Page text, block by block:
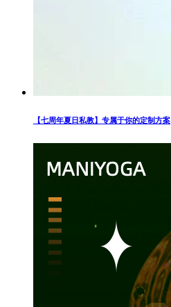
【七周年夏日私教】专属于你的定制方案